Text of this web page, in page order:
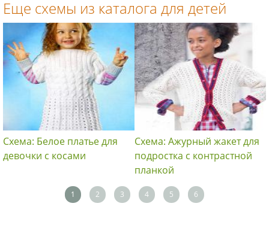
Еще схемы из каталога для детей
Схема: Белое платье для
девочки с косами
Схема: Ажурный жакет для
подростка с контрастной
планкой
1 2 3 4 5 6